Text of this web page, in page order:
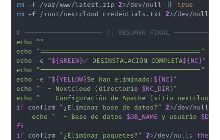
rm -f /var/www/latest.zip 2>/dev/null
true
rm -f /root/nextcloud_credentials.txt 2>/dev/null
# -------------------- 7. RESUMEN FINAL
echo
""
echo
"========================================="
echo -e "${GREEN}✅ DESINSTALACIÓN COMPLETA${NC}"
echo
"========================================="
echo -e "${YELLOW}Se han eliminado: ${NC}"
echo
"  - Nextcloud (directorio $NC_DIR)"
echo
"  - Configuración de Apache (sitio
if confirm "¿Eliminar base de datos?" 2>/dev/null
echo
"  - Base de datos $DB_NAME y usuario
fi
if confirm "¿Eliminar paquetes?" 2>/dev/null ;
then